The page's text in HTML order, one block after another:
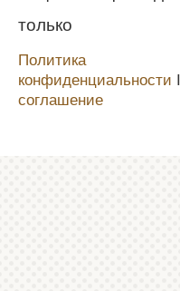
только
Политика
конфиденциальности
соглашение